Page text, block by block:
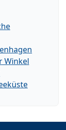
Winkel